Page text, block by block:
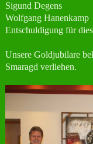
Sigund Degens
Wolfgang
Entschuldigung für
Unsere Goldjubilare
Smaragd verliehen.